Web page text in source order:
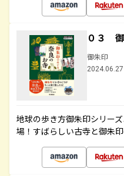
０３ 御
御朱印
地球の歩き方御朱印シリー
場！すばらしい古寺と御朱